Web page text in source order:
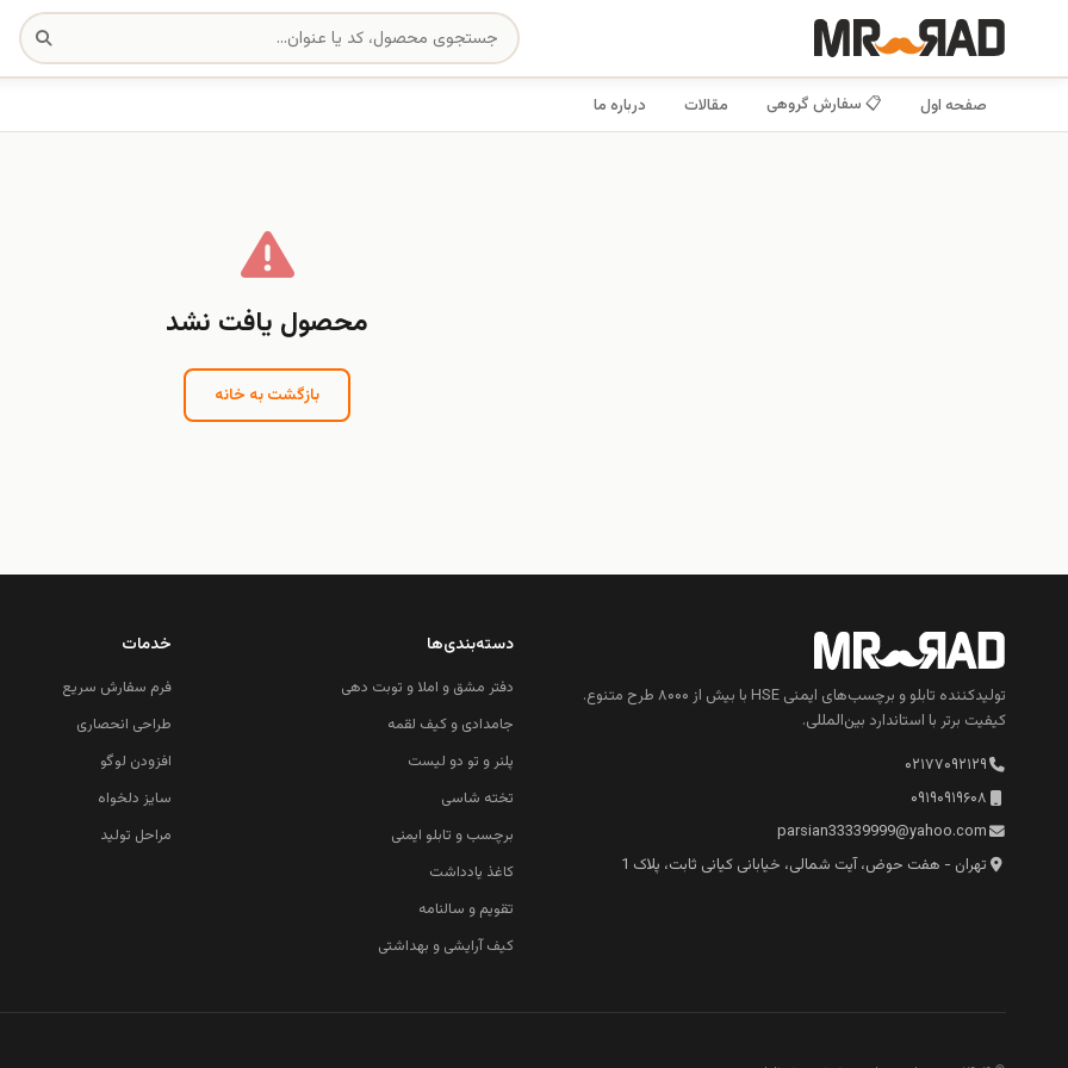
صفحه اول 📋 سفارش گروهی مقالات درباره ما
محصول یافت نشد
بازگشت به خانه
تولیدکننده تابلو و برچسب‌های ایمنی HSE با بیش از ۸۰۰۰ طرح متنوع.
کیفیت برتر با استاندارد بین‌المللی.
۰۲۱۷۷۰۹۲۱۲۹
۰۹۱۹۰۹۱۹۶۰۸
parsian33339999@yahoo.com
تهران - هفت حوض، آیت شمالی، خیابانی کیانی ثابت، پلاک 1
دسته‌بندی‌ها
دفتر مشق و املا و توبت دهی
جامدادی و کیف لقمه
پلنر و تو دو لیست
تخته شاسی
برچسب و تابلو ایمنی
کاغذ یادداشت
تقویم و سالنامه
کیف آرایشی و بهداشتی
خدمات
فرم سفارش سریع
طراحی انحصاری
افزودن لوگو
سایز دلخواه
مراحل تولید